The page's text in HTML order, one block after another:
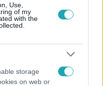
Use,
of my
with the
storage
on web or